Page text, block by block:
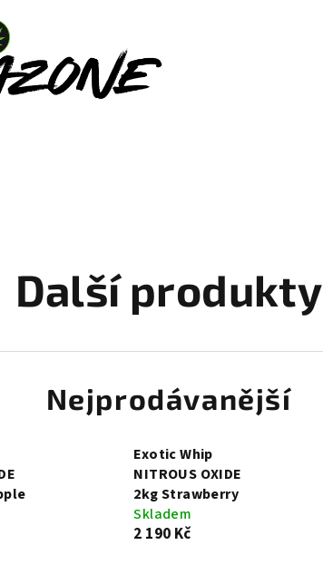
Další produkty
Nejprodávanější
Exotic Whip
NITROUS OXIDE
2kg Strawberry
Skladem
2 190 Kč